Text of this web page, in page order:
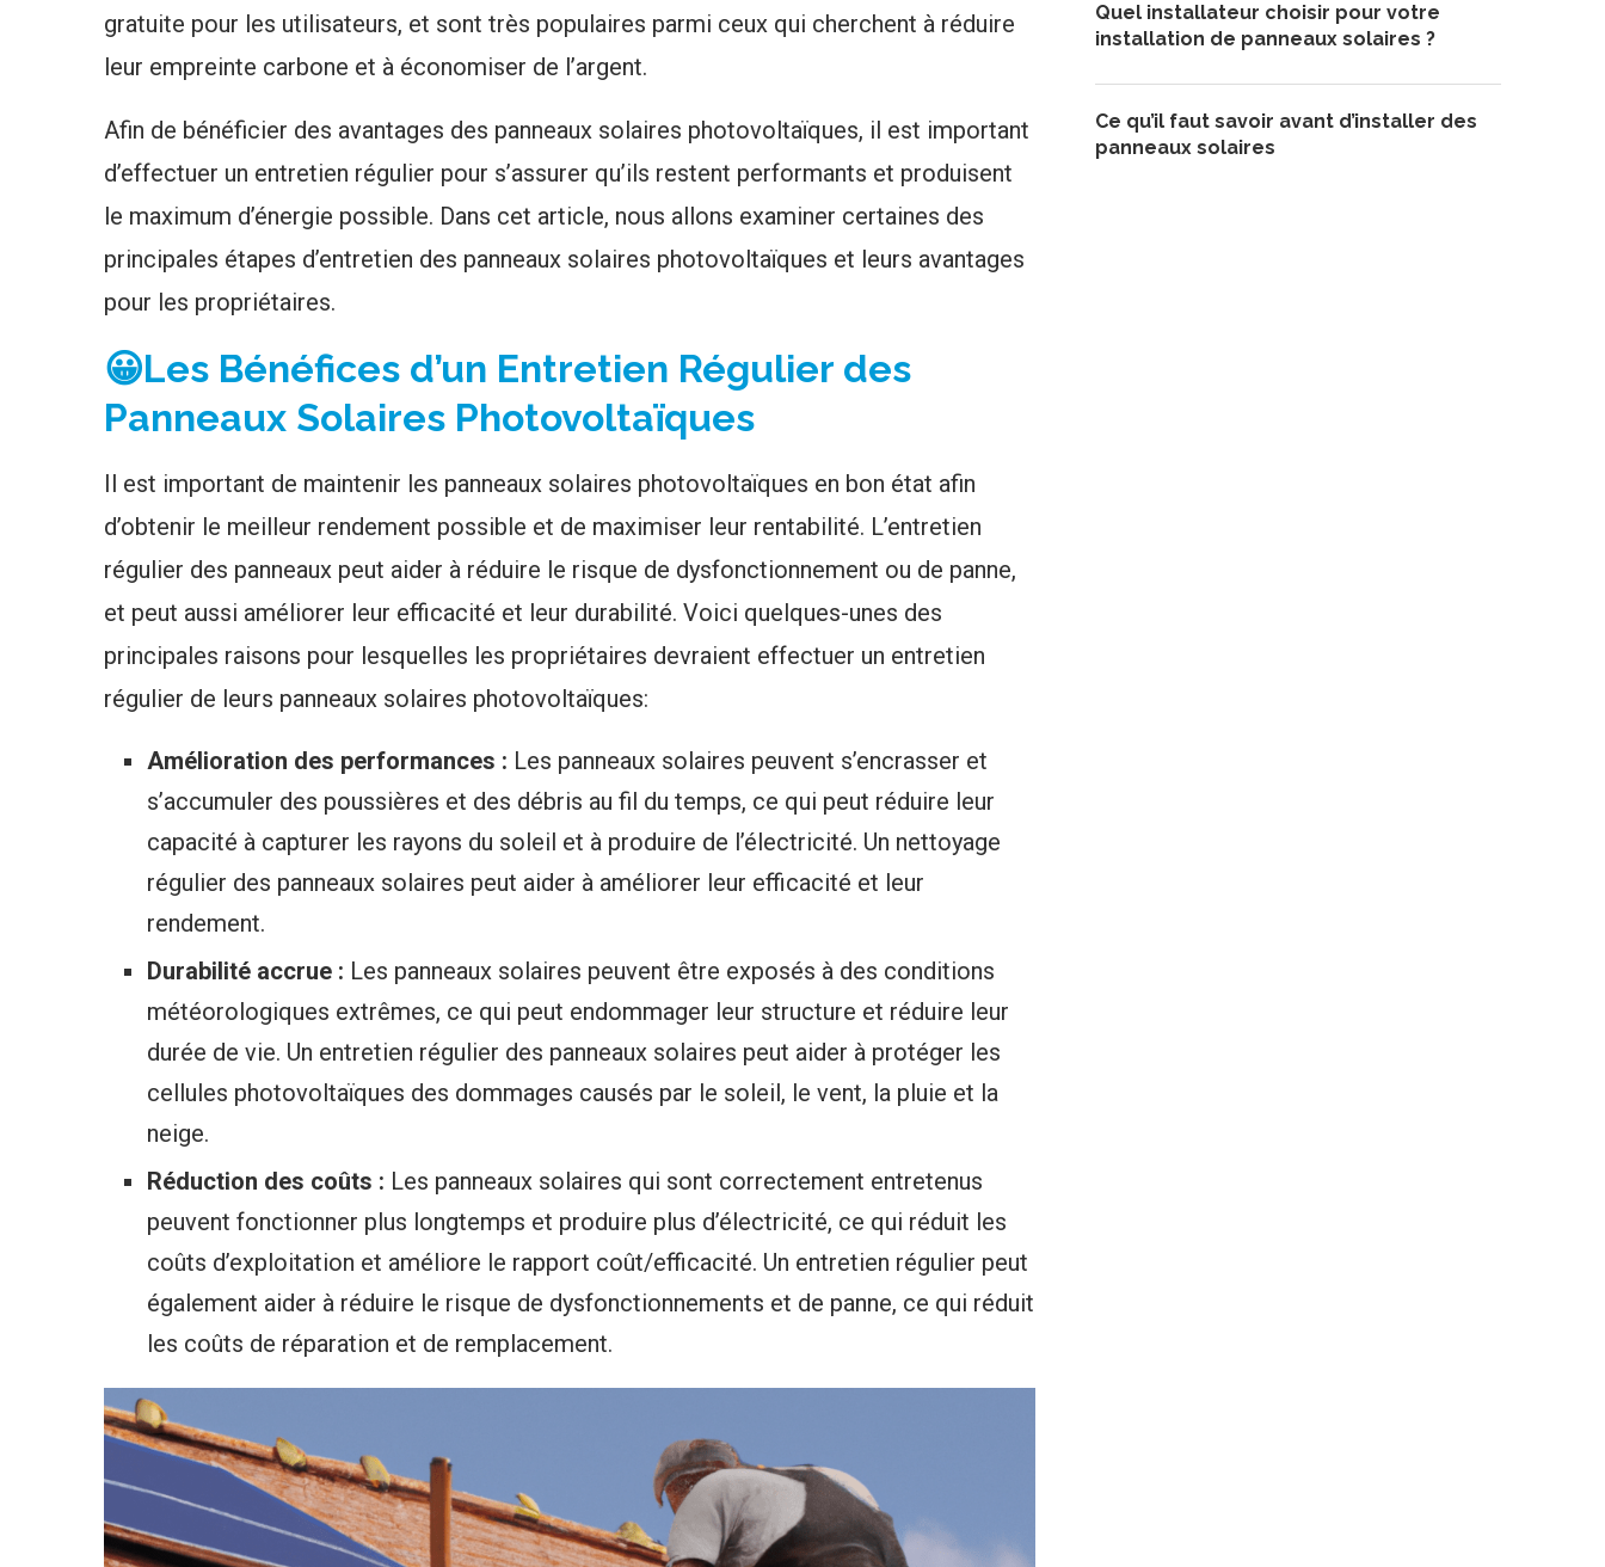
gratuite pour les utilisateurs, et sont très populaires parmi ceux qui cherchent à réduire
leur empreinte carbone et à économiser de l’argent.
Afin de bénéficier des avantages des panneaux solaires photovoltaïques, il est important
d’effectuer un entretien régulier pour s’assurer qu’ils restent performants et produisent
le maximum d’énergie possible. Dans cet article, nous allons examiner certaines des
principales étapes d’entretien des panneaux solaires photovoltaïques et leurs avantages
pour les propriétaires.
😀Les Bénéfices d’un Entretien Régulier des
Panneaux Solaires Photovoltaïques
Il est important de maintenir les panneaux solaires photovoltaïques en bon état afin
d’obtenir le meilleur rendement possible et de maximiser leur rentabilité. L’entretien
régulier des panneaux peut aider à réduire le risque de dysfonctionnement ou de panne,
et peut aussi améliorer leur efficacité et leur durabilité. Voici quelques-unes des
principales raisons pour lesquelles les propriétaires devraient effectuer un entretien
régulier de leurs panneaux solaires photovoltaïques:
Amélioration des performances : Les panneaux solaires peuvent s’encrasser et
s’accumuler des poussières et des débris au fil du temps, ce qui peut réduire leur
capacité à capturer les rayons du soleil et à produire de l’électricité. Un nettoyage
régulier des panneaux solaires peut aider à améliorer leur efficacité et leur
rendement.
Durabilité accrue : Les panneaux solaires peuvent être exposés à des conditions
météorologiques extrêmes, ce qui peut endommager leur structure et réduire leur
durée de vie. Un entretien régulier des panneaux solaires peut aider à protéger les
cellules photovoltaïques des dommages causés par le soleil, le vent, la pluie et la
neige.
Réduction des coûts : Les panneaux solaires qui sont correctement entretenus
peuvent fonctionner plus longtemps et produire plus d’électricité, ce qui réduit les
coûts d’exploitation et améliore le rapport coût/efficacité. Un entretien régulier peut
également aider à réduire le risque de dysfonctionnements et de panne, ce qui réduit
les coûts de réparation et de remplacement.
Quel installateur choisir pour votre
installation de panneaux solaires ?
Ce qu’il faut savoir avant d’installer des
panneaux solaires